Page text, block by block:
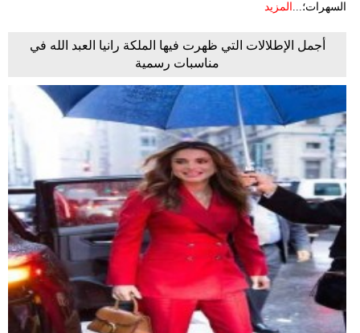
السهرات؛... المزيد
أجمل الإطلالات التي ظهرت فيها الملكة رانيا العبد الله في
مناسبات رسمية